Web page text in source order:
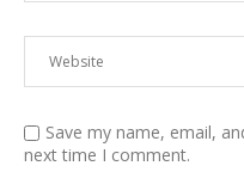
Save my name, email,
next time I comment.